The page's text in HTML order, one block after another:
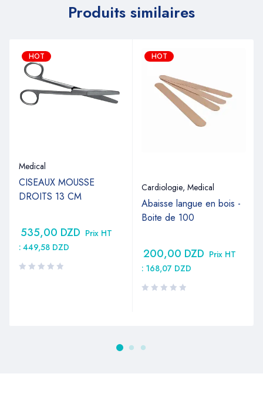
Produits similaires
HOT
Medical
CISEAUX MOUSSE
DROITS 13 CM
535,00 DZD Prix HT
: 449,58 DZD
HOT
Cardiologie, Medical
Abaisse langue en bois -
Boite de 100
200,00 DZD Prix HT
: 168,07 DZD